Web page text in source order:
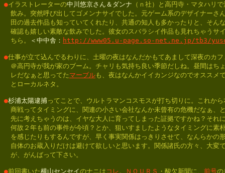
●イラストレーターの中川悠京さん＆ダンナ （ｎ社）と高円寺・マタハリ
飲み。突然呼び出してゴメンナサイでした。元ゲーム系のデザイナーさ
田の過去作品も知っていてくれたり、共通の知人も多かったりと、そん
確認も嬉しい素敵な飲みでした。彼女のスバラシイ作品も見れちゃうサ
ちら。
＜中中舎： http://www05.u-page.so-net.ne.jp/tb3/
●仕事が立て込んでるわりに、土曜の夜はなんだかもてあまして深夜のカフ
＠高円寺が我が家のブーム。チャリも気持ち良い季節だしね。昼間はち
レだなぁと思ってた マーブルも、夜はなんかイイカンジなのでオススメ
とローカルネタ。
●杉浦太陽逮捕ってことで、ウルトラマンコスモスが打ち切りに。これか
商戦ってタイミングに、関連の小さい会社なんか未曾有の危機だなぁ、
先に考えちゃうのは、イヤな大人に育ってしまった証拠ですかね？それ
何故２年も前の事件が今頃？とか、狙いすましたようなタイミングに素
を感じたりもするんですが、早く事実関係はっきりさせて、なんらかの
自体のお蔵入りだけは避けて欲しいと思います。関係諸氏の方々、大変
が、がんばって下さい。
●前回書いた横山センセイのナニは コレ。 ＮＯＵＲＳ ・酸欠新聞に、 前号の